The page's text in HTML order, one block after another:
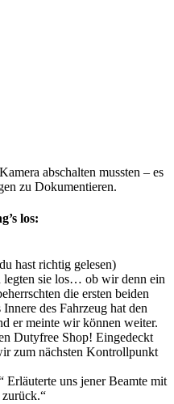
abschalten mussten – es
zu Dokumentieren.
los:
hast richtig gelesen)
sie los… ob wir denn ein
die ersten beiden
des Fahrzeug hat den
er meinte wir können weiter.
Dutyfree Shop! Eingedeckt
zum nächsten Kontrollpunkt
Erläuterte uns jener Beamte mit